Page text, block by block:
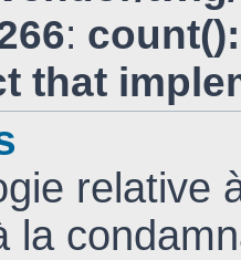
:
that
relative
la